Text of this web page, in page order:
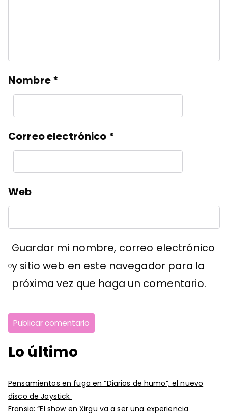
Nombre*
Correo electrónico *
Web
Guardar mi nombre, correo electrónico
y sitio web en este navegador para la
próxima vez que haga un comentario.
Lo último
Pensamientos en fuga en “Diarios de humo”, el nuevo
disco de Joystick
Fransia: “El show en Xirgu va a ser una experiencia